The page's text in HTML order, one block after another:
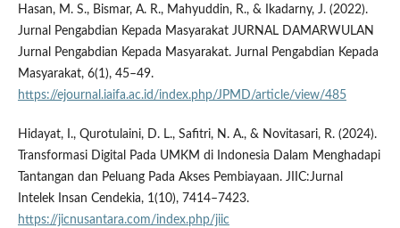
Hasan, M. S., Bismar, A. R., Mahyuddin, R., & Ikadarny, J. (2022).
Jurnal Pengabdian Kepada Masyarakat JURNAL DAMARWULAN
Jurnal Pengabdian Kepada Masyarakat. Jurnal Pengabdian Kepada
Masyarakat, 6(1), 45–49.
https://ejournal.iaifa.ac.id/index.php/JPMD/article/view/485
Hidayat, I., Qurotulaini, D. L., Safitri, N. A., & Novitasari, R. (2024).
Transformasi Digital Pada UMKM di Indonesia Dalam Menghadapi
Tantangan dan Peluang Pada Akses Pembiayaan. JIIC:Jurnal
Intelek Insan Cendekia, 1(10), 7414–7423.
https://jicnusantara.com/index.php/jiic